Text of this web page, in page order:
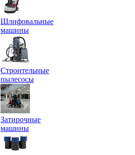
Шлифовальные
машины
Строительные
пылесосы
Затирочные
машины